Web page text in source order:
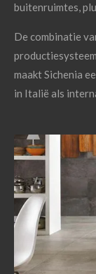
buitenruimtes,
De combinatie
maakt Sichenia
in Italië als